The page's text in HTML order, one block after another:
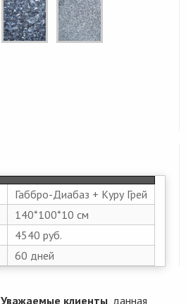
Габбро-Диабаз + Куру Грей
140*100*10 см
4540 руб.
60 дней
Уважаемые клиенты , данная